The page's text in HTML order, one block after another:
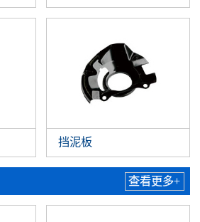
挡泥板
查看更多+